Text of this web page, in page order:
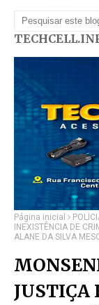
Página inicial
INEXISTÊNCIA DE
ALANE DA SILVA
JUSTIÇA